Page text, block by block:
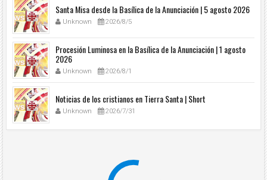
Santa Misa desde la Basílica de la Anunciación | 5 agosto 2026
Unknown 2026/8/5
Procesión Luminosa en la Basílica de la Anunciación | 1 agosto
2026
Unknown 2026/8/1
Noticias de los cristianos en Tierra Santa | Short
Unknown 2026/7/31